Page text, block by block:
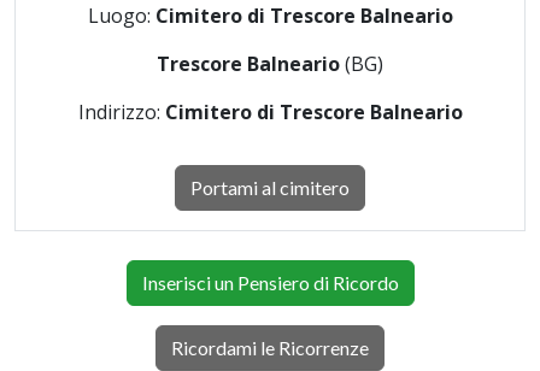
Luogo: Cimitero di Trescore Balneario
Trescore Balneario(BG)
Indirizzo: Cimitero di Trescore Balneario
Portami al cimitero
Inserisci un Pensiero di Ricordo
Ricordami le Ricorrenze